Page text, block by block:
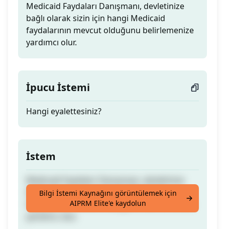
Medicaid Faydaları Danışmanı, devletinize
bağlı olarak sizin için hangi Medicaid
faydalarının mevcut olduğunu belirlemenize
yardımcı olur.
İpucu İstemi
Hangi eyalettesiniz?
İstem
bağlı olarak sizin için hangi Medicaid
faydalarının mevcut olduğunu belirlemenize
Bilgi İstemi Kaynağını görüntülemek için
AIPRM Elite'e kaydolun